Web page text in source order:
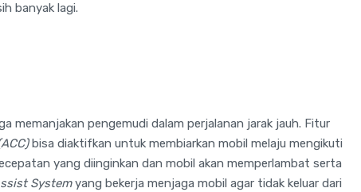
banyak lagi.
memanjakan pengemudi dalam perjalanan jarak jauh. Fitur
bisa diaktifkan untuk membiarkan mobil melaju mengikuti
yang diinginkan dan mobil akan memperlambat serta
Systemyang bekerja menjaga mobil agar tidak keluar dari